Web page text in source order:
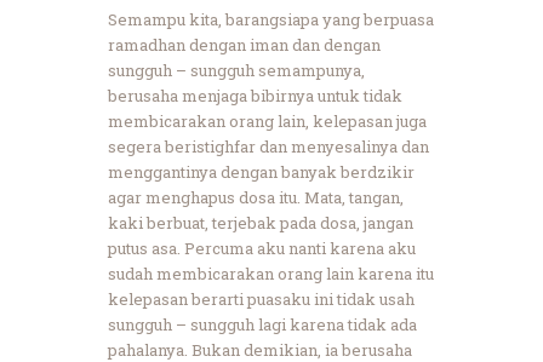
Semampu kita, barangsiapa yang berpuasa
ramadhan dengan iman dan dengan
sungguh – sungguh semampunya,
berusaha menjaga bibirnya untuk tidak
membicarakan orang lain, kelepasan juga
segera beristighfar dan menyesalinya dan
menggantinya dengan banyak berdzikir
agar menghapus dosa itu. Mata, tangan,
kaki berbuat, terjebak pada dosa, jangan
putus asa. Percuma aku nanti karena aku
sudah membicarakan orang lain karena itu
kelepasan berarti puasaku ini tidak usah
sungguh – sungguh lagi karena tidak ada
pahalanya. Bukan demikian, ia berusaha